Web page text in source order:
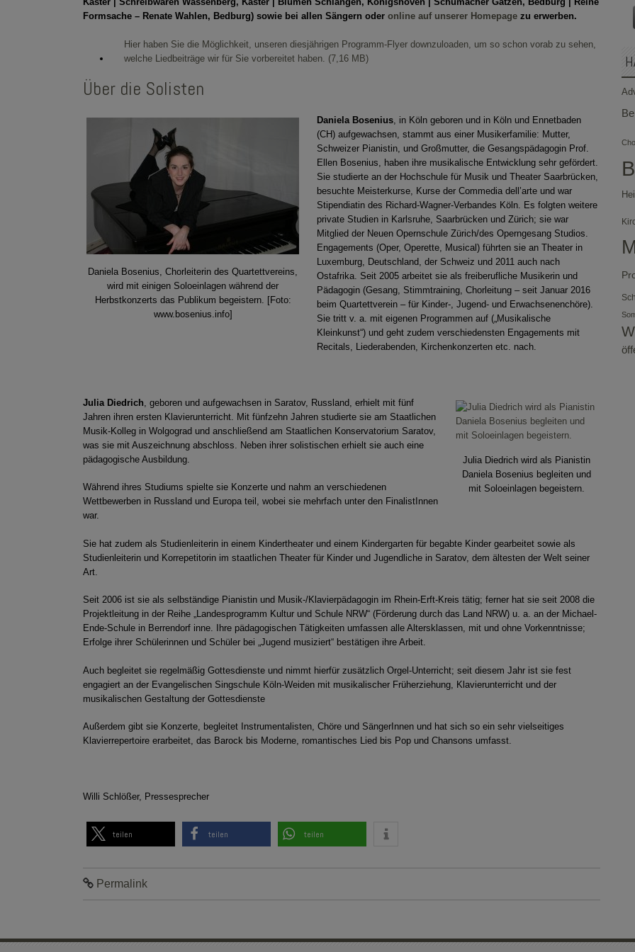
Formsache – Renate Wahlen, Bedburg) sowie bei allen Sängern oder online auf unserer Homepage zu erwerben.
Hier haben Sie die Möglichkeit, unseren diesjährigen Programm-Flyer downzuloaden, um so schon vorab zu sehen,
welche Liedbeiträge wir für Sie vorbereitet haben.
Über die Solisten
Daniela Bosenius, Chorleiterin des Quartettvereins,
wird mit einigen Soloeinlagen während der
Herbstkonzerts das Publikum begeistern. [Foto:
www.bosenius.info]
Daniela Bosenius, in Köln geboren und in Köln und Ennetbaden
(CH) aufgewachsen, stammt aus einer Musikerfamilie: Mutter,
Schweizer Pianistin, und Großmutter, die Gesangspädagogin Prof.
Ellen Bosenius, haben ihre musikalische Entwick­lung sehr gefördert.
Sie studierte an der Hochschule für Musik und Theater Saarbrücken,
besuchte Meisterkurse, Kurse der Commedia dell’arte und war
Stipendiatin des Richard-Wagner-Verbandes Köln. Es folgten weitere
private Studien in Karlsruhe, Saarbrücken und Zürich; sie war
Mitglied der Neuen Opernschule Zürich/des Operngesang Studios.
Engagements (Oper, Operette, Musical) führten sie an Theater in
Luxemburg, Deutschland, der Schweiz und 2011 auch nach
Ostafrika. Seit 2005 arbeitet sie als freiberufliche Musikerin und
Pädagogin (Gesang, Stimmtraining, Chorleitung – seit Januar 2016
beim Quartettverein – für Kinder-, Jugend- und Erwachsenenchöre).
Sie tritt v. a. mit eigenen Programmen auf („Musikalische
Kleinkunst“) und geht zudem verschiedensten Engagements mit
Recitals, Liederabenden, Kirchenkonzerten etc. nach.
Julia Diedrich wird als Pianistin
Daniela Bosenius begleiten und
mit Soloeinlagen begeistern.
Julia Diedrich , geboren und aufgewachsen in Saratov, Russland, erhielt mit fünf
Jahren ihren ersten Klavierunterricht. Mit fünfzehn Jahren studierte sie am Staatlichen
Musik-Kolleg in Wolgograd und anschließend am Staatlichen Konservatorium Saratov,
was sie mit Auszeichnung abschloss. Neben ihrer solistischen erhielt sie auch eine
pädagogische Ausbildung.
Während ihres Studiums spielte sie Konzerte und nahm an verschiedenen
Wettbewerben in Russland und Europa teil, wobei sie mehrfach unter den FinalistInnen
war.
Sie hat zudem als Studienleiterin in einem Kindertheater und einem Kindergarten für begabte Kinder gearbeitet sowie als
Studienleiterin und Korrepetitorin im staatlichen Theater für Kinder und Jugendliche in Saratov, dem ältesten der Welt seiner
Art.
Seit 2006 ist sie als selbständige Pianistin und Musik-/Klavierpädagogin im Rhein-Erft-Kreis tätig; ferner hat sie seit 2008 die
Projektleitung in der Reihe „Landesprogramm Kultur und Schule NRW“ (Förderung durch das Land NRW) u. a. an der Michael-
Ende-Schule in Berrendorf inne. Ihre pädagogischen Tätigkeiten umfassen alle Altersklassen, mit und ohne Vorkenntnisse;
Erfolge ihrer Schülerinnen und Schüler bei „Jugend musiziert“ bestätigen ihre Arbeit.
Auch begleitet sie regelmäßig Gottesdienste und nimmt hierfür zusätzlich Orgel-Unterricht; seit diesem Jahr ist sie fest
engagiert an der Evangelischen Singschule Köln-Weiden mit musikalischer Früherziehung, Klavierunterricht und der
musikalischen Gestaltung der Gottesdienste
Außerdem gibt sie Konzerte, begleitet Instrumentalisten, Chöre und SängerInnen und hat sich so ein sehr vielseitiges
Klavierrepertoire erarbeitet, das Barock bis Moderne, romantisches Lied bis Pop und Chansons umfasst.
Willi Schlößer, Pressesprecher
teilen teilen teilen
Permalink